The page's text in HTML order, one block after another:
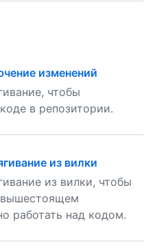
изменений
чтобы
в репозитории.
из вилки
из вилки, чтобы
вышестоящем
работать над кодом.